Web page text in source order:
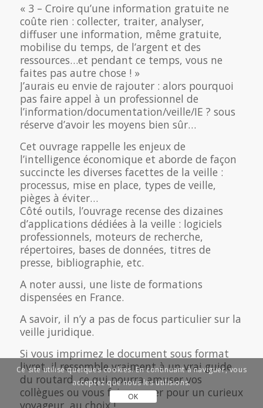
« 3 – Croire qu’une information gratuite ne
coûte rien : collecter, traiter, analyser,
diffuser une information, même gratuite,
mobilise du temps, de l’argent et des
ressources…et pendant ce temps, vous ne
faites pas autre chose ! »
J’aurais eu envie de rajouter : alors pourquoi
pas faire appel à un professionnel de
l’information/documentation/veille/IE ? sous
réserve d’avoir les moyens bien sûr…
Cet ouvrage rappelle les enjeux de
l’intelligence économique et aborde de façon
succincte les diverses facettes de la veille :
processus, mise en place, types de veille,
pièges à éviter…
Côté outils, l’ouvrage recense des dizaines
d’applications dédiées à la veille : logiciels
professionnels, moteurs de recherche,
répertoires, bases de données, titres de
presse, bibliographie, etc.
A noter aussi, une liste de formations
dispensées en France.
A savoir, il n’y a pas de focus particulier sur la
veille juridique.
Si vous imprimez le document sous format
livret, il ressemble vraiment à un vrai guide
du routard, ce qui pourra amuser vos
collègues ou vous faire passer pour un curieux
voyageur, au choix !
Ce site utilise quelques cookies. En continuant à naviguer, vous
acceptez que nous les utilisions.
OK